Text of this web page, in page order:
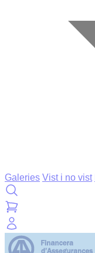
Galeries Vist i no vist